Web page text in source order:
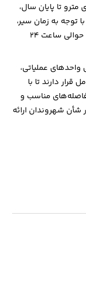
تا پایان سال،
با توجه به زمان سیر،
سرویس‌دهی در ایستگاه‌های پایانی تا حوالی ساعت ۲۴
عملیاتی،
دارند تا با
مناسب و
شأن شهروندان ارائه